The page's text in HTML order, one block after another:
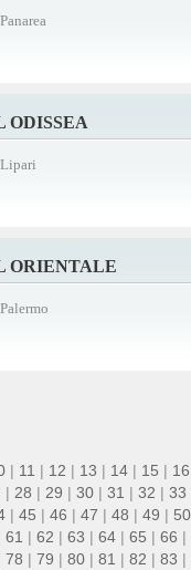
ODISSEA
ORIENTALE
| 11 | 12 | 13 | 14 | 15 | 16
| 28 | 29 | 30 | 31 | 32 | 33
| 45 | 46 | 47 | 48 | 49 | 50
61 | 62 | 63 | 64 | 65 | 66 |
78 | 79 | 80 | 81 | 82 | 83 |